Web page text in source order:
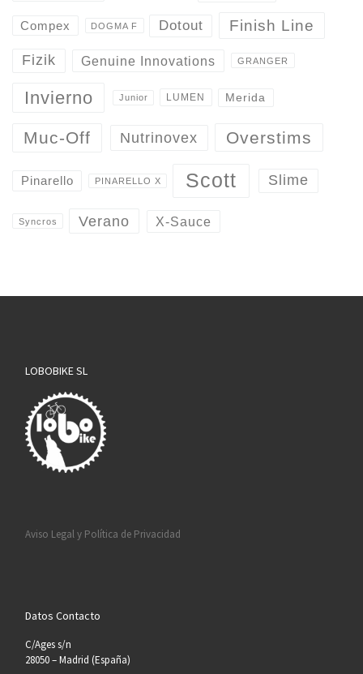
Compex DOGMA F Dotout Finish Line
Fizik Genuine Innovations GRANGER
Invierno Junior LUMEN Merida
Muc-Off Nutrinovex Overstims
Pinarello PINARELLO X Scott Slime
Syncros Verano X-Sauce
LOBOBIKE SL
Aviso Legal y Política de Privacidad
Datos Contacto
C/Ages s/n
28050 – Madrid (España)